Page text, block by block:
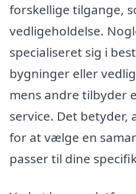
forskellige tilgange,
vedligeholdelse.
specialiseret sig i
bygninger eller
mens andre tilbyder
service. Det betyder,
for at vælge en
passer til dine